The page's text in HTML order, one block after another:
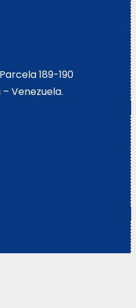
189-190
Venezuela.